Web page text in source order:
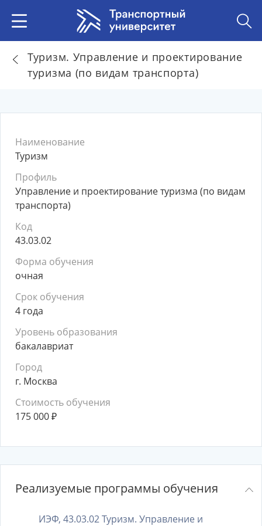
Туризм. Управление и проектирование
туризма (по видам транспорта)
Наименование
Туризм
Профиль
Управление и проектирование туризма (по видам
транспорта)
Код
43.03.02
Форма обучения
очная
Срок обучения
4 года
Уровень образования
бакалавриат
Город
г. Москва
Стоимость обучения
175 000₽
Реализуемые программы обучения
ИЭФ, 43.03.02 Туризм. Управление и